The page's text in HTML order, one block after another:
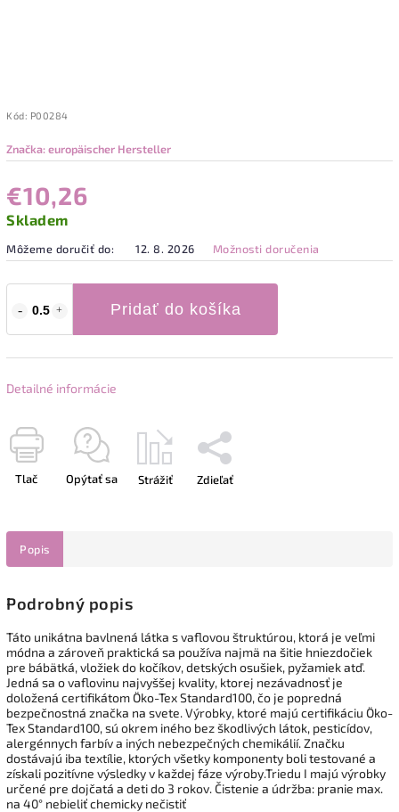
Kód: P00284
Značka:europäischer Hersteller
€10,26
Skladem
Môžeme doručiť do: 12. 8. 2026 Možnosti doručenia
Pridať do košíka
Detailné informácie
Tlač Opýtať sa Strážiť Zdieľať
Popis
Podrobný popis
Táto unikátna bavlnená látka s vaflovou štruktúrou, ktorá je veľmi
módna a zároveň praktická sa používa najmä na šitie hniezdočiek
pre bábätká, vložiek do kočíkov, detských osušiek, pyžamiek atď.
Jedná sa o vaflovinu najvyššej kvality, ktorej nezávadnosť je
doložená certifikátom Öko-Tex Standard100, čo je popredná
bezpečnostná značka na svete. Výrobky, ktoré majú certifikáciu Öko-
Tex Standard100, sú okrem iného bez škodlivých látok, pesticídov,
alergénnych farbív a iných nebezpečných chemikálií. Značku
dostávajú iba textílie, ktorých všetky komponenty boli testované a
získali pozitívne výsledky v každej fáze výroby.Triedu I majú výrobky
určené pre dojčatá a deti do 3 rokov. Čistenie a údržba: pranie max.
na 40° nebieliť chemicky nečistiť